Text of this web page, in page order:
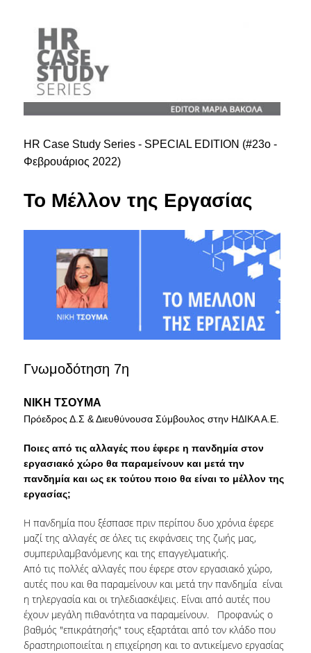
ΜΑΘΗΜΑΤΑ
ΟΔΗΓΟΣ ΣΠΟΥΔΩΝ
TESTIMONIALS
ΥΠΟΨΗΦΙΟΙ
ΑΙΤΗΣΕΙΣ
ΣΥΧΝΕΣ ΕΡΩΤΗΣΕΙΣ / FAQS
ΦΟΙΤΗΤΕΣ
ΤΜΗΜΑ ΠΛΗΡΟΥΣ ΦΟΙΤΗΣΗΣ
ΦΟΡΜΑ ΥΠΟΒΟΛΗΣ ΠΑΡΑΠΟΝΩΝ
ΑΠΟΦΟΙΤΟΙ
ΑΠΟΦΟΙΤΗΣΗ
HR STORIES
ΕΡΕΥΝΑ
ΕΡΓΑΣΤΗΡΙΟ ΔΑΔ
ΔΙΠΛΩΜΑΤΙΚΕΣ ΕΡΓΑΣΙΕΣ
HR CASE STUDY SERIES
HR Case Study Series - SPECIAL EDITION (#23ο -
Φεβρουάριος 2022)
Το Μέλλον της Εργασίας
Γνωμοδότηση 7η
ΝΙΚΗ ΤΣΟΥΜΑ
Πρόεδρος Δ.Σ & Διευθύνουσα Σύμβουλος στην ΗΔΙΚΑ Α.Ε.
Ποιες από τις αλλαγές που έφερε η πανδημία στον
εργασιακό χώρο θα παραμείνουν και μετά την
πανδημία και ως εκ τούτου ποιο θα είναι το μέλλον της
εργασίας;
Η πανδημία που ξέσπασε πριν περίπου δυο χρόνια έφερε
μαζί της αλλαγές σε όλες τις εκφάνσεις της ζωής μας,
συμπεριλαμβανόμενης και της επαγγελματικής.
Από τις πολλές αλλαγές που έφερε στον εργασιακό χώρο,
αυτές που και θα παραμείνουν και μετά την πανδημία είναι
η τηλεργασία και οι τηλεδιασκέψεις. Είναι από αυτές που
έχουν μεγάλη πιθανότητα να παραμείνουν. Προφανώς ο
βαθμός "επικράτησής" τους εξαρτάται από τον κλάδο που
δραστηριοποιείται η επιχείρηση και το αντικείμενο εργασίας